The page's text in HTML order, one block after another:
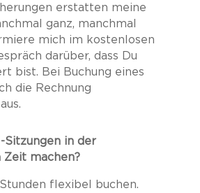
erstatten meine
ganz, manchmal
mich im kostenlosen
darüber, dass Du
bist. Bei Buchung eines
die Rechnung
Sitzungen in der
machen?
flexibel buchen.